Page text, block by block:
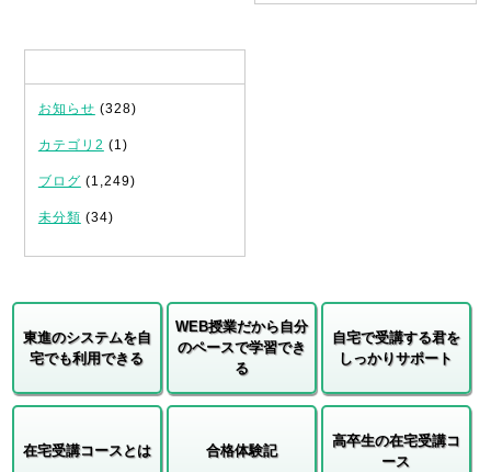
お知らせ (328)
カテゴリ2 (1)
ブログ (1,249)
未分類 (34)
東進のシステムを自
宅でも利用できる
WEB授業だから自分
のペースで学習でき
る
自宅で受講する君を
しっかりサポート
在宅受講コースとは 合格体験記
高卒生の在宅受講コ
ース